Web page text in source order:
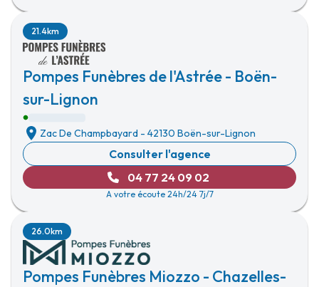
Pompes Funèbres de l'Astrée - Boën-
sur-Lignon
21.4km
Zac De Champbayard - 42130 Boën-sur-Lignon
Consulter l'agence
04 77 24 09 02
A votre écoute 24h/24 7j/7
Pompes Funèbres Miozzo - Chazelles-
26.0km